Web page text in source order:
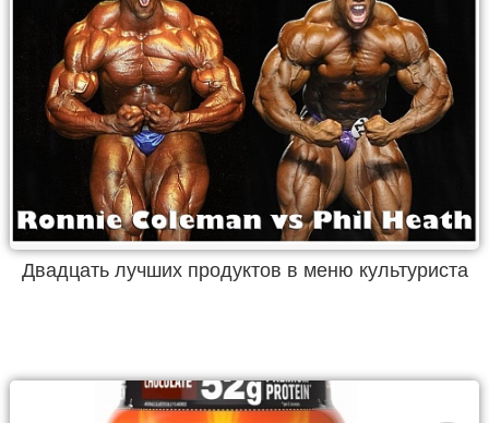
Двадцать лучших продуктов в меню культуриста